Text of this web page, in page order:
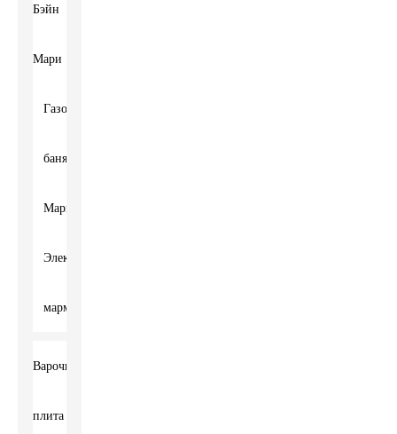
Бэйн
Мари
Газовая
баня
Мари
Электрический
мармит
Варочная
плита